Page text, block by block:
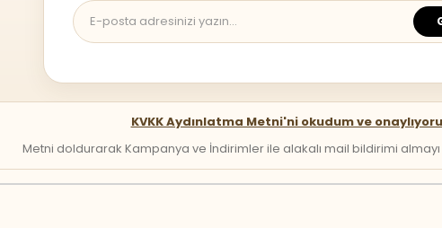
KVKK Aydınlatma Metni'ni okudum ve
Metni doldurarak Kampanya ve İndirimler ile alakalı mail bildirimi almayı